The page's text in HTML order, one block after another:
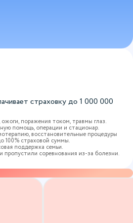
страховку до 1 000 000
поражения током, травмы глаз.
помощь, операции и стационар.
восстановительные процедуры
100% страховой суммы.
поддержка семьи.
пропустили соревнования из-за болезни.